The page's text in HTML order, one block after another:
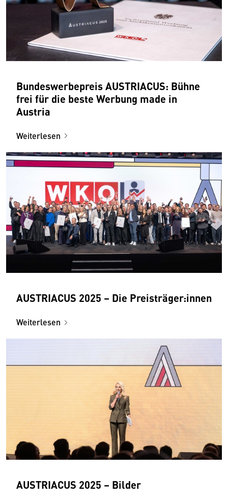
Bundeswerbepreis AUSTRIACUS: Bühne
frei für die beste Werbung made in
Austria
Weiterlesen
AUSTRIACUS 2025 – Die Preisträger:innen
Weiterlesen
AUSTRIACUS 2025 – Bilder